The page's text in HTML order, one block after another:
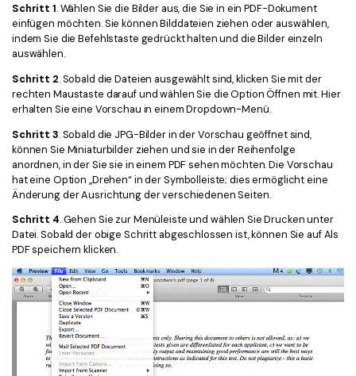
Schritt 1. Wählen Sie die Bilder aus, die Sie in ein PDF-Dokument
einfügen möchten. Sie können Bilddateien ziehen oder auswählen,
indem Sie die Befehlstaste gedrückt halten und die Bilder einzeln
auswählen.
Schritt 2. Sobald die Dateien ausgewählt sind, klicken Sie mit der
rechten Maustaste darauf und wählen Sie die Option Öffnen mit. Hier
erhalten Sie eine Vorschau in einem Dropdown-Menü.
Schritt 3. Sobald die JPG-Bilder in der Vorschau geöffnet sind,
können Sie Miniaturbilder ziehen und sie in der Reihenfolge
anordnen, in der Sie sie in einem PDF sehen möchten. Die Vorschau
hat eine Option „Drehen“ in der Symbolleiste; dies ermöglicht eine
Änderung der Ausrichtung der verschiedenen Seiten.
Schritt 4. Gehen Sie zur Menüleiste und wählen Sie Drucken unter
Datei. Sobald der obige Schritt abgeschlossen ist, können Sie auf Als
PDF speichern klicken.